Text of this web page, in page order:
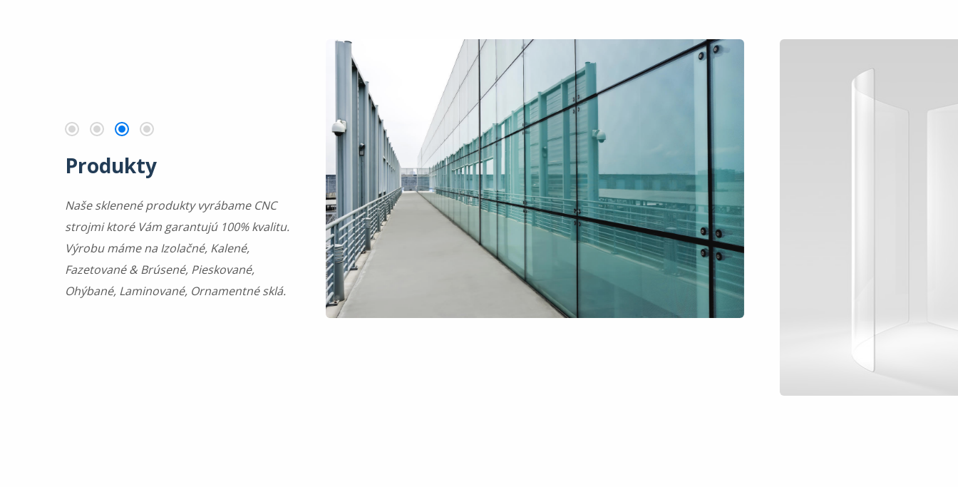
Produkty
Naše sklenené produkty vyrábame CNC
strojmi ktoré Vám garantujú 100% kvalitu.
Výrobu máme na Izolačné, Kalené,
Fazetované & Brúsené, Pieskované,
Ohýbané, Laminované, Ornamentné sklá.